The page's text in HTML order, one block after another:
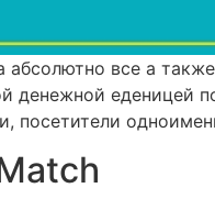
абсолютно все а
денежной еденицей
посетители